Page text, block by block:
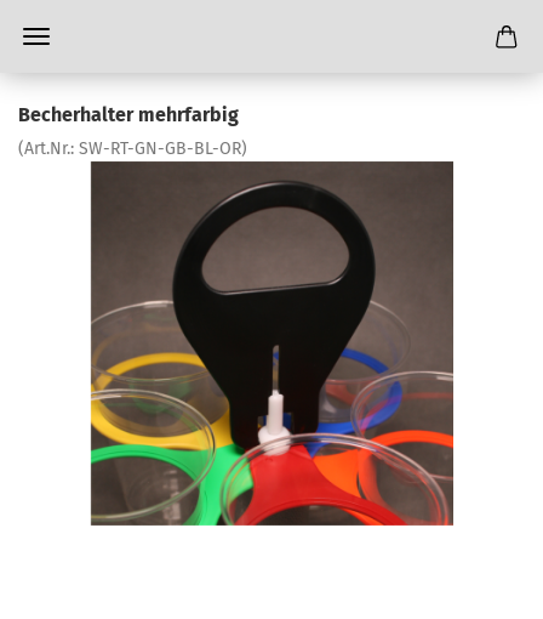
Becherhalter mehrfarbig
(Art.Nr.: SW-RT-GN-GB-BL-OR)